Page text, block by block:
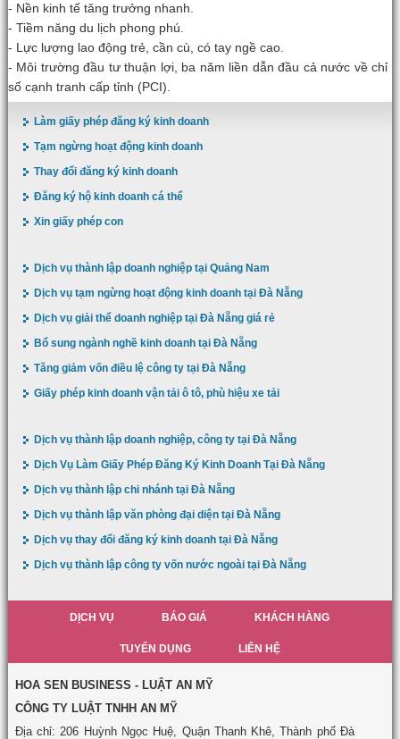
- Nền kinh tế tăng trưởng nhanh.
- Tiềm năng du lịch phong phú.
- Lực lượng lao động trẻ, cần cù, có tay ngề cao.
- Môi trường đầu tư thuận lợi, ba năm liền dẫn đầu cả nước về chỉ
số cạnh tranh cấp tỉnh (PCI).
Làm giấy phép đăng ký kinh doanh
Tạm ngừng hoạt động kinh doanh
Thay đổi đăng ký kinh doanh
Đăng ký hộ kinh doanh cá thể
Xin giấy phép con
Dịch vụ thành lập doanh nghiệp tại Quảng Nam
Dịch vụ tạm ngừng hoạt động kinh doanh tại Đà Nẵng
Dịch vụ giải thể doanh nghiệp tại Đà Nẵng giá rẻ
Bổ sung ngành nghề kinh doanh tại Đà Nẵng
Tăng giảm vốn điều lệ công ty tại Đà Nẵng
Giấy phép kinh doanh vận tải ô tô, phù hiệu xe tải
Dịch vụ thành lập doanh nghiệp, công ty tại Đà Nẵng
Dịch Vụ Làm Giấy Phép Đăng Ký Kinh Doanh Tại Đà Nẵng
Dịch vụ thành lập chi nhánh tại Đà Nẵng
Dịch vụ thành lập văn phòng đại diện tại Đà Nẵng
Dịch vụ thay đổi đăng ký kinh doanh tại Đà Nẵng
Dịch vụ thành lập công ty vốn nước ngoài tại Đà Nẵng
DỊCH VỤ BÁO GIÁ KHÁCH HÀNG
TUYỂN DỤNG LIÊN HỆ
HOA SEN BUSINESS - LUẬT AN MỸ
CÔNG TY LUẬT TNHH AN MỸ
Địa chỉ: 206 Huỳnh Ngọc Huệ, Quận Thanh Khê, Thành phố Đà